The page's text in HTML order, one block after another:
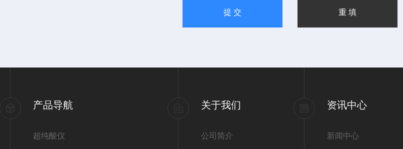
产品导航
超纯酸仪
关于我们
公司简介
资讯中心
新闻中心